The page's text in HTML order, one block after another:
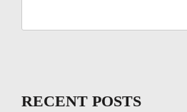
RECENT POSTS